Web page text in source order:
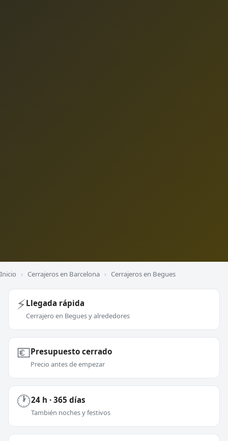
Inicio › Cerrajeros en Barcelona › Cerrajeros en Begues
⚡Llegada rápida
Cerrajero en Begues y alrededores
💶Presupuesto cerrado
Precio antes de empezar
🕐24 h · 365 días
También noches y festivos